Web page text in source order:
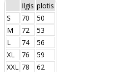
Ilgis plotis
S
70
50
M
72
53
L
74
56
XL
76
59
XXL 78
62